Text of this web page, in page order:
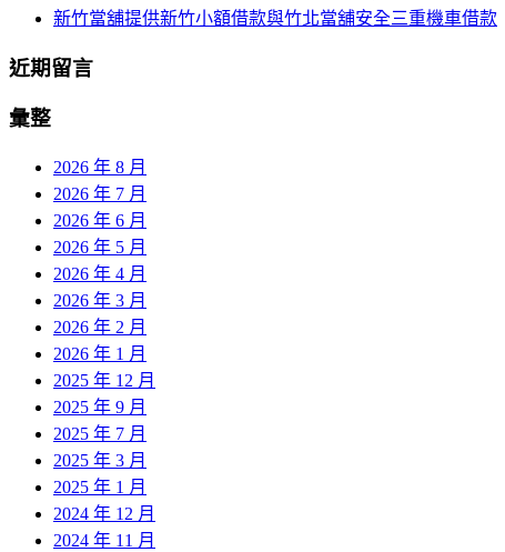
新竹當舖提供新竹小額借款與竹北當舖安全三重機車借款
近期留言
彙整
2026 年 8 月
2026 年 7 月
2026 年 6 月
2026 年 5 月
2026 年 4 月
2026 年 3 月
2026 年 2 月
2026 年 1 月
2025 年 12 月
2025 年 9 月
2025 年 7 月
2025 年 3 月
2025 年 1 月
2024 年 12 月
2024 年 11 月